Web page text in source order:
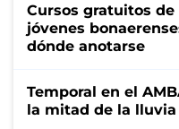
Cursos gratuitos
jóvenes
dónde anotarse
Temporal en el
la mitad de la